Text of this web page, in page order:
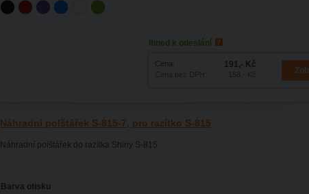
Ihned k odeslání
Cena: 191,- Kč
Náhradní polštářek S-815-7, pro razítko S-815
Náhradní polštářek do razítka Shiny S-815
Barva otisku